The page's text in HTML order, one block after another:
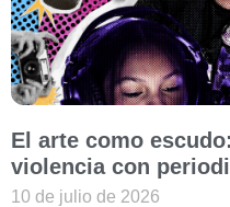
El arte como
violencia con
10 de julio de 2026